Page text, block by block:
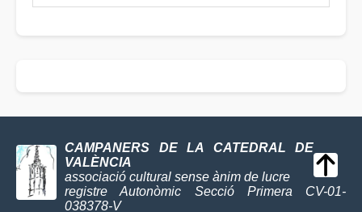
CAMPANERS DE LA CATEDRAL DE
VALÈNCIA
associació cultural sense ànim de lucre
registre Autonòmic Secció Primera CV-01-
038378-V